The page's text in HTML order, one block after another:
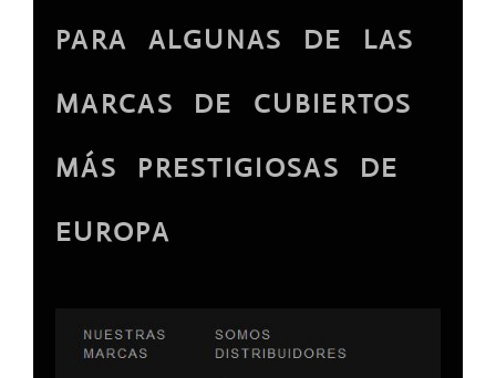
PARA ALGUNAS DE LAS
MARCAS DE CUBIERTOS
MÁS PRESTIGIOSAS DE
EUROPA